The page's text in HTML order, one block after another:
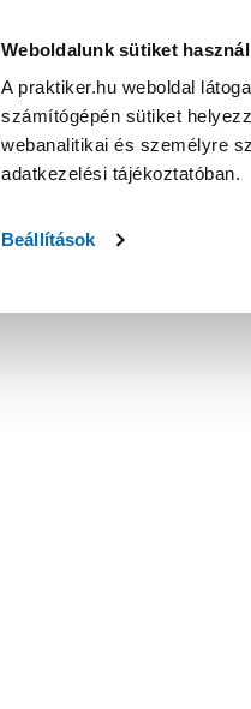
Weboldalunk sütiket használ
A praktiker.hu weboldal
számítógépén sütiket
webanalitikai és személyre
adatkezelési tájékoztatóban.
Beállítások